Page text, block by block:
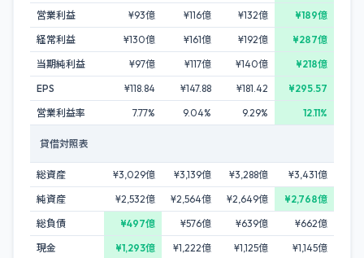
営業利益
¥93億 ¥116億 ¥132億
¥189億
経常利益
¥130億 ¥161億 ¥192億
¥287億
当期純利益
¥97億 ¥117億 ¥140億
¥218億
EPS
¥118.84 ¥147.88 ¥181.42
¥295.57
営業利益率
7.77% 9.04% 9.29% 12.11%
貸借対照表
総資産 ¥3,029億 ¥3,139億 ¥3,288億
¥3,431億
純資産
¥2,532億 ¥2,564億 ¥2,649億
¥2,768億
総負債
¥497億 ¥576億 ¥639億
¥662億
現金
¥1,293億 ¥1,222億 ¥1,125億
¥1,145億